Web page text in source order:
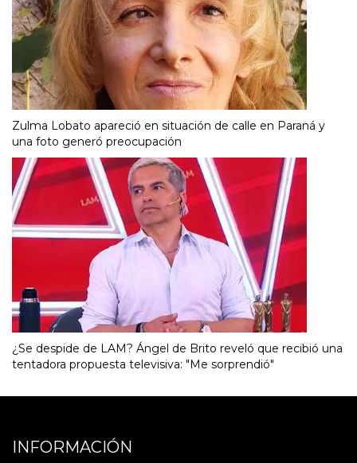
Zulma Lobato apareció en situación de calle en Paraná y
una foto generó preocupación
¿Se despide de LAM? Ángel de Brito reveló que recibió una
tentadora propuesta televisiva: "Me sorprendió"
INFORMACIÓN